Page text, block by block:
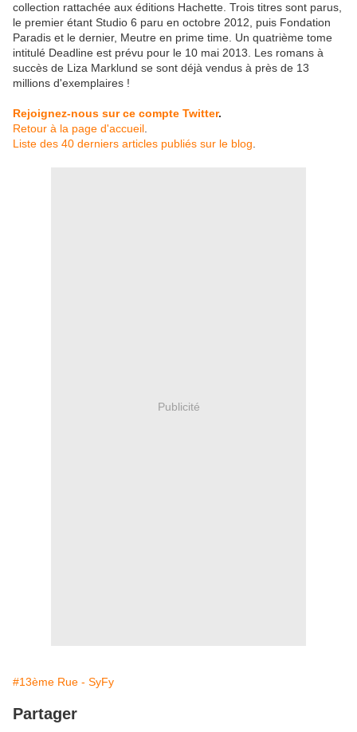
collection rattachée aux éditions Hachette. Trois titres sont parus,
le premier étant Studio 6 paru en octobre 2012, puis Fondation
Paradis et le dernier, Meutre en prime time. Un quatrième tome
intitulé Deadline est prévu pour le 10 mai 2013. Les romans à
succès de Liza Marklund se sont déjà vendus à près de 13
millions d'exemplaires !
Rejoignez-nous sur ce compte Twitter.
Retour à la page d'accueil
Liste des 40 derniers articles publiés sur le blog
Publicité
#13ème Rue - SyFy
Partager